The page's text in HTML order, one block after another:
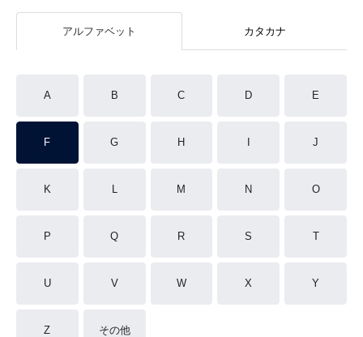
アルファベット カタカナ
A B C D E
F G H J
K L M N O
P Q R S T
U V W X Y
Z その他